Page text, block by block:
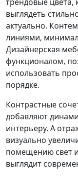
выглядеть
актуально.
линиями,
Дизайнерская
функционалом,
использовать
порядке.
Контрастные
добавляют
интерьеру. А
визуально
помещению свет
выглядит